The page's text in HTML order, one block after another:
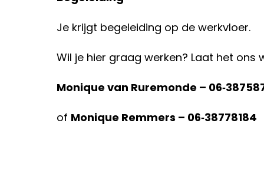
Je krijgt begeleiding op de werkvloer.
Wil je hier graag werken? Laat het ons
Monique van Ruremonde –
of Monique Remmers – 06‑38778184